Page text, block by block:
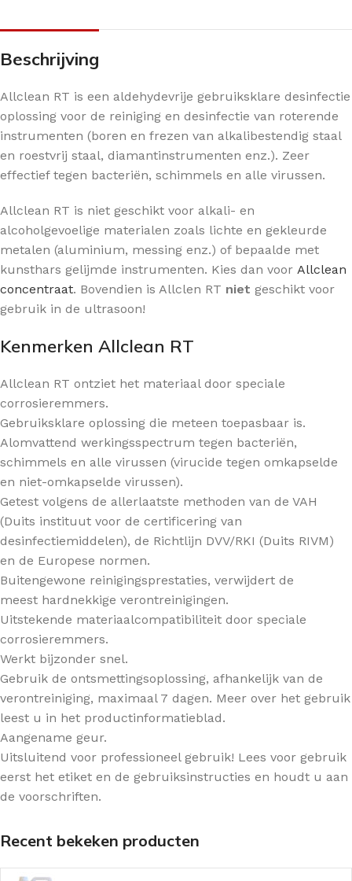
Beschrijving
Allclean RT is een aldehydevrije gebruiksklare desinfectie
oplossing voor de reiniging en desinfectie van roterende
instrumenten (boren en frezen van alkalibestendig staal
en roestvrij staal, diamantinstrumenten enz.). Zeer
effectief tegen bacteriën, schimmels en alle virussen.
Allclean RT is niet geschikt voor alkali- en
alcoholgevoelige materialen zoals lichte en gekleurde
metalen (aluminium, messing enz.) of bepaalde met
kunsthars gelijmde instrumenten. Kies dan voor Allclean
concentraat. Bovendien is Allclen RT niet geschikt voor
gebruik in de ultrasoon!
Kenmerken Allclean RT
Allclean RT ontziet het materiaal door speciale
corrosieremmers.
Gebruiksklare oplossing die meteen toepasbaar is.
Alomvattend werkingsspectrum tegen bacteriën,
schimmels en alle virussen (virucide tegen omkapselde
en niet-omkapselde virussen).
Getest volgens de allerlaatste methoden van de VAH
(Duits instituut voor de certificering van
desinfectiemiddelen), de Richtlijn DVV/RKI (Duits RIVM)
en de Europese normen.
Buitengewone reinigingsprestaties, verwijdert de
meest hardnekkige verontreinigingen.
Uitstekende materiaalcompatibiliteit door speciale
corrosieremmers.
Werkt bijzonder snel.
Gebruik de ontsmettingsoplossing, afhankelijk van de
verontreiniging, maximaal 7 dagen. Meer over het gebruik
leest u in het productinformatieblad.
Aangename geur.
Uitsluitend voor professioneel gebruik! Lees voor gebruik
eerst het etiket en de gebruiksinstructies en houdt u aan
de voorschriften.
Recent bekeken producten